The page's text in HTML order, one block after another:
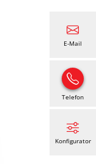
E-Mail
Telefon
Konfigurator